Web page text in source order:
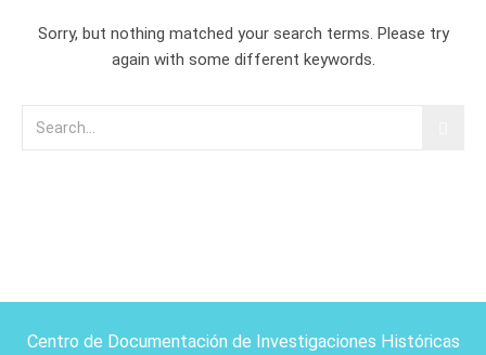
Sorry, but nothing matched your search terms. Please try
again with some different keywords.
Centro de Documentación de Investigaciones Históricas